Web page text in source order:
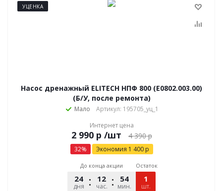
УЦЕНКА
Насос дренажный ELITECH НПФ 800 (E0802.003.00)
(Б/У, после ремонта)
Мало
Артикул: 195705_уц_1
Интернет цена
р /шт 4 390р
32% Экономия 1 400р
До конца акции
24
дня
12
час.
54
мин.
48
сек.
Остаток
1
шт.